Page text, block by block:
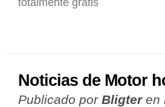
totalmente gratis
Noticias de Motor
Publicado por Bligteren